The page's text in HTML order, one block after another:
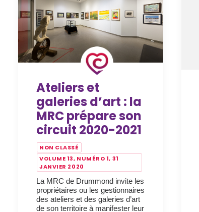
Ateliers et
galeries d’art : la
MRC prépare son
circuit 2020-2021
NON CLASSÉ
VOLUME 13, NUMÉRO 1, 31
JANVIER 2020
La MRC de Drummond invite les
propriétaires ou les gestionnaires
des ateliers et des galeries d’art
de son territoire à manifester leur